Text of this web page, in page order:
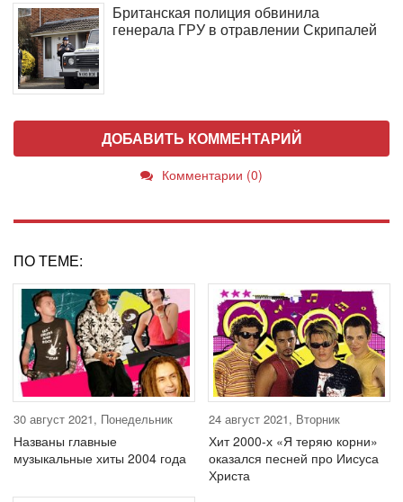
Британская полиция обвинила
генерала ГРУ в отравлении Скрипалей
ДОБАВИТЬ КОММЕНТАРИЙ
Комментарии (0)
ПО ТЕМЕ:
30 август 2021, Понедельник
Названы главные
музыкальные хиты 2004 года
24 август 2021, Вторник
Хит 2000-х «Я теряю корни»
оказался песней про Иисуса
Христа